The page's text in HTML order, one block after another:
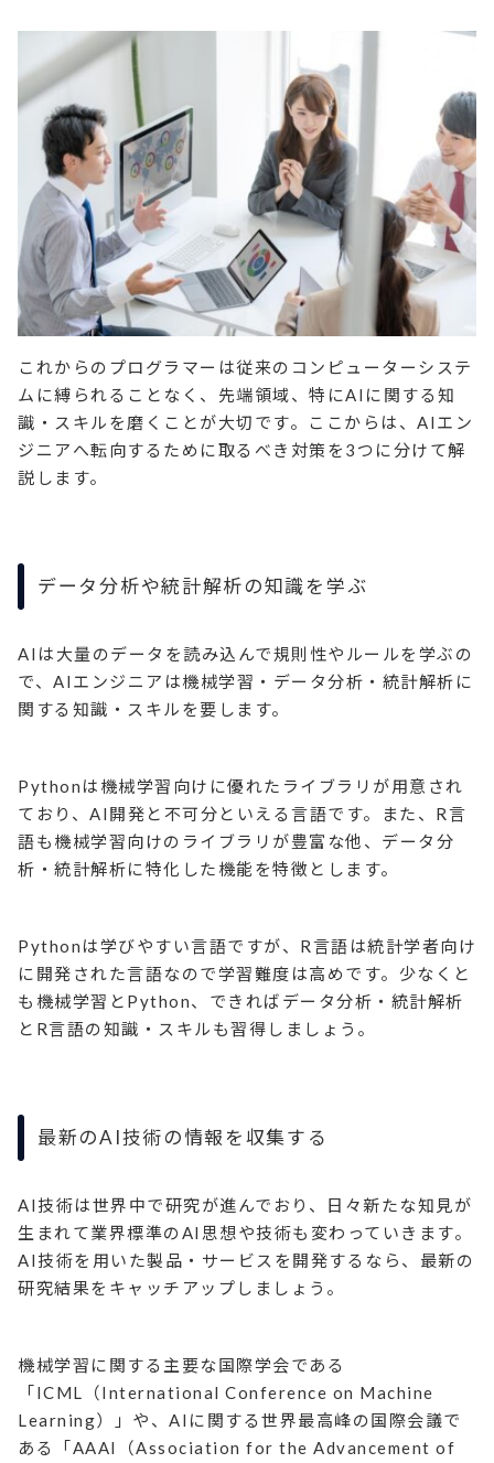
これからのプログラマーは従来のコンピューターシステ
ムに縛られることなく、先端領域、特にAIに関する知
識・スキルを磨くことが大切です。ここからは、AIエン
ジニアへ転向するために取るべき対策を3つに分けて解
説します。
データ分析や統計解析の知識を学ぶ
AIは大量のデータを読み込んで規則性やルールを学ぶの
で、AIエンジニアは機械学習・データ分析・統計解析に
関する知識・スキルを要します。
Pythonは機械学習向けに優れたライブラリが用意され
ており、AI開発と不可分といえる言語です。また、R言
語も機械学習向けのライブラリが豊富な他、データ分
析・統計解析に特化した機能を特徴とします。
Pythonは学びやすい言語ですが、R言語は統計学者向け
に開発された言語なので学習難度は高めです。少なくと
も機械学習とPython、できればデータ分析・統計解析
とR言語の知識・スキルも習得しましょう。
最新のAI技術の情報を収集する
AI技術は世界中で研究が進んでおり、日々新たな知見が
生まれて業界標準のAI思想や技術も変わっていきます。
AI技術を用いた製品・サービスを開発するなら、最新の
研究結果をキャッチアップしましょう。
機械学習に関する主要な国際学会である
「ICML（International Conference on Machine
Learning）」や、AIに関する世界最高峰の国際会議で
ある「AAAI（Association for the Advancement of